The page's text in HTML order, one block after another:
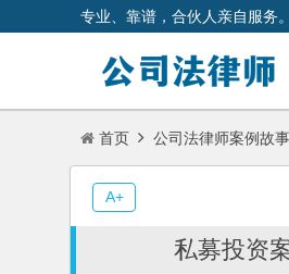
专业、靠谱，合伙人亲自服务
首页 公司法律师案例故事
私募投资
A+